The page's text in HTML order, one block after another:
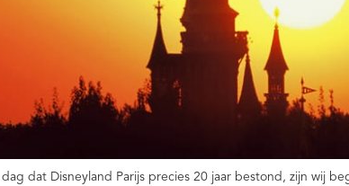
dat Disneyland Parijs precies 20 jaar bestond, zijn wij